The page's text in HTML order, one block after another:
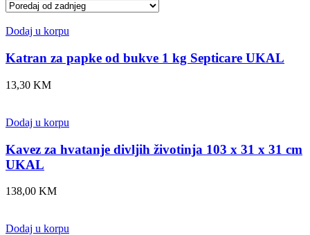
Dodaj u korpu
Katran za papke od bukve 1 kg Septicare UKAL
13,30 KM
Dodaj u korpu
Kavez za hvatanje divljih životinja 103 x 31 x 31 cm
UKAL
138,00 KM
Dodaj u korpu